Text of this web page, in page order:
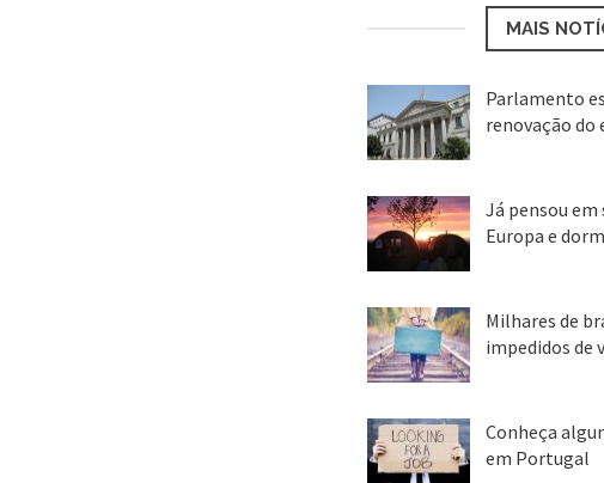
MAIS
Parlamento
renovação
Já pensou em
Europa e
Milhares de
impedidos de
Conheça
em Portugal